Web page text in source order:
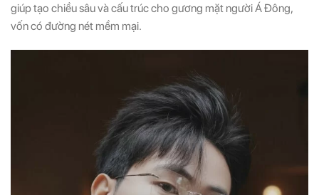
giúp tạo chiều sâu và cấu trúc cho gương mặt người Á Đông,
vốn có đường nét mềm mại.